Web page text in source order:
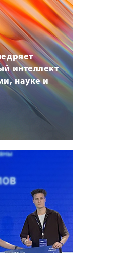
интеллект
науке и